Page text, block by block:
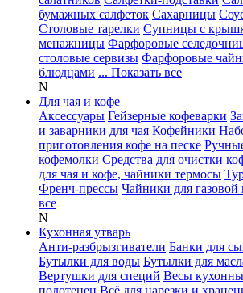
бумажных салфеток Сахарницы
Столовые тарелки Супницы с
менажницы Фарфоровые
столовые сервизы Фарфоровые
блюдцами ... Показать все
N
Для чая и кофе
Аксессуары Гейзерные кофеварки
и заварники для чая Кофейники
приготовления кофе на песке
кофемолки Средства для очистки
для чая и кофе, чайники термосы
Френч-прессы Чайники для
все
N
Кухонная утварь
Анти-разбрызгиватели Банки для
Бутылки для воды Бутылки для
Вертушки для специй Весы
полотенец Всё для нарезки и